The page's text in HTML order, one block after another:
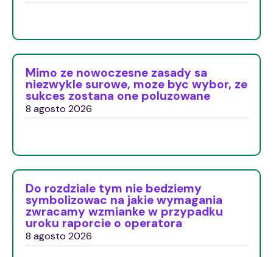
Mimo ze nowoczesne zasady sa
niezwykle surowe, moze byc wybor, ze
sukces zostana one poluzowane
8 agosto 2026
Do rozdziale tym nie bedziemy
symbolizowac na jakie wymagania
zwracamy wzmianke w przypadku
uroku raporcie o operatora
8 agosto 2026